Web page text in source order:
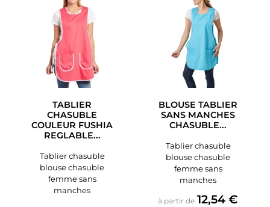
TABLIER
CHASUBLE
COULEUR FUSHIA
REGLABLE...
Tablier chasuble
blouse chasuble
femme sans
manches
BLOUSE TABLIER
SANS MANCHES
CHASUBLE...
Tablier chasuble
blouse chasuble
femme sans
manches
à partir de Prix
12,54 €